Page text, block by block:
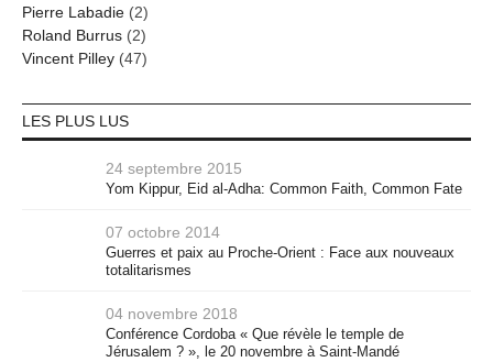
Pierre Labadie (2)
Roland Burrus (2)
Vincent Pilley (47)
LES PLUS LUS
24 septembre 2015
Yom Kippur, Eid al-Adha: Common Faith, Common Fate
07 octobre 2014
Guerres et paix au Proche-Orient : Face aux nouveaux
totalitarismes
04 novembre 2018
Conférence Cordoba « Que révèle le temple de
Jérusalem ? », le 20 novembre à Saint-Mandé